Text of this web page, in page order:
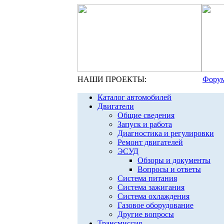
НАШИ ПРОЕКТЫ:
Каталог автомобилей
Двигатели
Общие сведения
Запуск и работа
Диагностика и регулировки
Ремонт двигателей
ЭСУД
Обзоры и документы
Вопросы и ответы
Система питания
Система зажигания
Система охлаждения
Газовое оборудование
Другие вопросы